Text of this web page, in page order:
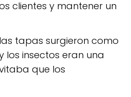
clientes y mantener un
tapas surgieron como
insectos eran una
que los